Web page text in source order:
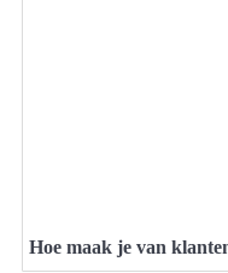
Hoe maak je van